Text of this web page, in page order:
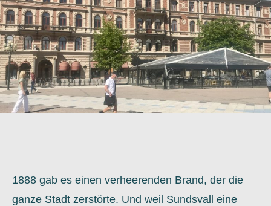
1888 gab es einen verheerenden Brand, der die
ganze Stadt zerstörte. Und weil Sundsvall eine